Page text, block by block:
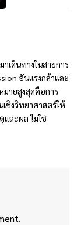
เดินทางในสายการ
อันแรงกล้าและ
มายสูงสุดคือการ
ชิงวิทยาศาสตร์ให้
และผล ไม่ใช่